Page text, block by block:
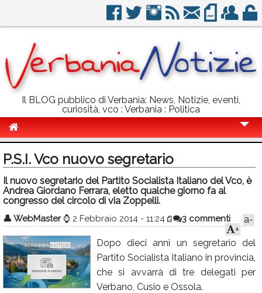
Il BLOG pubblico di Verbania: News, Notizie, eventi,
curiosità, vco : Verbania : Politica
Politica
Sport
Eventi
Info Utili
Rubriche
Calendario
P.S.I. Vco nuovo segretario
Il nuovo segretario del Partito Socialista Italiano del Vco, è
Andrea Giordano Ferrara, eletto qualche giorno fa al
congresso del circolo di via Zoppelli.
👤 WebMaster ⌚ 2 Febbraio 2014 - 11:24 3 commenti
a-
+
Dopo dieci anni un segretario del
Partito Socialista Italiano in provincia,
che si avvarrà di tre delegati per
Verbano, Cusio e Ossola.